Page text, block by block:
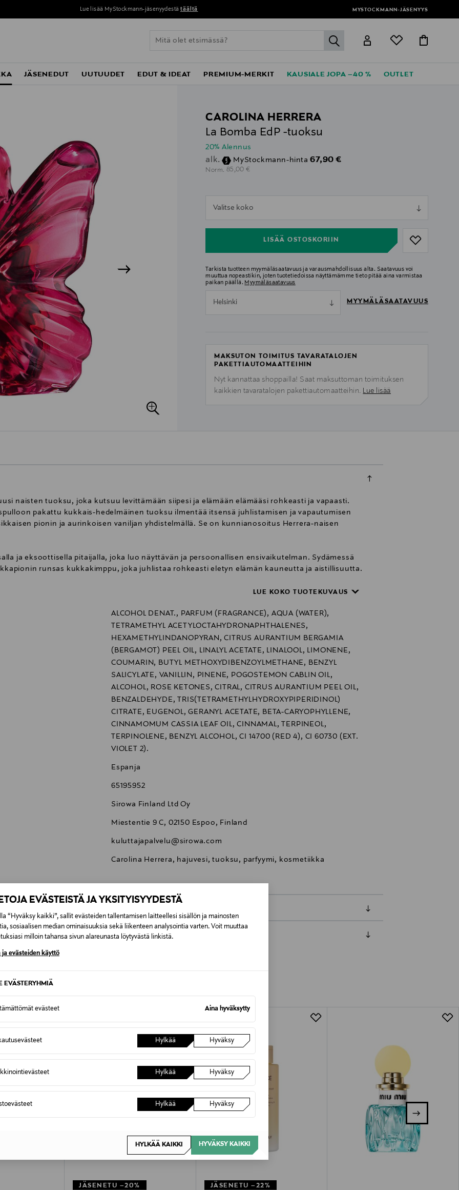
EVÄSTEISTÄ JA YKSITYISYYDESTÄ
“Hyväksy kaikki”, sallit evästeiden tallentamisen laitteellesi sisällön ja mainosten
sosiaalisen median ominaisuuksia sekä liikenteen analysointia varten. Voit muuttaa
milloin tahansa sivun alareunasta löytyvästä linkistä.
ja evästeiden käyttö
EVÄSTERYHMIÄ
evästeet Aina hyväksytty
Hylkää Hyväksy
Hylkää Hyväksy
Hylkää Hyväksy
HYLKÄÄ KAIKKI HYVÄKSY KAIKKI
Lue lisää MyStockmann-jäsenyydestä täältä MYSTOCKMANN-JÄSENYYS
label.header.go
JÄSENEDUT UUTUUDET EDUT & IDEAT PREMIUM-MERKIT KAUSIALE JOPA –40 % OUTLET
CAROLINA HERRERA
La Bomba EdP -tuoksu
20% Alennus
alk. MyStockmann-hinta Discounted Price
67,90 €
Norm. Original Price
85,00 €
Valitse koko
LISÄÄ OSTOSKORIIN
Tarkista tuotteen myymäläsaatavuus ja varausmahdollisuus alta. Saatavuus voi
muuttua nopeastikin, joten tuotetiedoissa näyttämämme tieto pitää aina varmistaa
paikan päällä. Myymäläsaatavuus
Helsinki MYYMÄLÄSAATAVUUS
MAKSUTON TOIMITUS TAVARATALOJEN
PAKETTIAUTOMAATTEIHIN
Nyt kannattaa shoppailla! Saat maksuttoman toimituksen
kaikkien tavaratalojen pakettiautomaatteihin. Lue lisää
naisten tuoksu, joka kutsuu levittämään siipesi ja elämään elämääsi rohkeasti ja vapaasti.
pakattu kukkais-hedelmäinen tuoksu ilmentää itsensä juhlistamisen ja vapautumisen
pionin ja aurinkoisen vaniljan yhdistelmällä. Se on kunnianosoitus Herrera-naisen
ja eksoottisella pitaijalla, joka luo näyttävän ja persoonallisen ensivaikutelman. Sydämessä
runsas kukkakimppu, joka juhlistaa rohkeasti eletyn elämän kauneutta ja aistillisuutta.
pullon sisällä olevaa iloista kukkaistuoksua. Kokonaisuuden kruunaa kultainen Insignia-
ruusukvartsi. Pullo on uudelleentäytettävä.
LUE KOKO TUOTEKUVAUS
ALCOHOL DENAT., PARFUM (FRAGRANCE), AQUA (WATER),
TETRAMETHYL ACETYLOCTAHYDRONAPHTHALENES,
HEXAMETHYLINDANOPYRAN, CITRUS AURANTIUM BERGAMIA
(BERGAMOT) PEEL OIL, LINALYL ACETATE, LINALOOL, LIMONENE,
COUMARIN, BUTYL METHOXYDIBENZOYLMETHANE, BENZYL
SALICYLATE, VANILLIN, PINENE, POGOSTEMON CABLIN OIL,
ALCOHOL, ROSE KETONES, CITRAL, CITRUS AURANTIUM PEEL OIL,
BENZALDEHYDE, TRIS(TETRAMETHYLHYDROXYPIPERIDINOL)
CITRATE, EUGENOL, GERANYL ACETATE, BETA-CARYOPHYLLENE,
CINNAMOMUM CASSIA LEAF OIL, CINNAMAL, TERPINEOL,
TERPINOLENE, BENZYL ALCOHOL, CI 14700 (RED 4), CI 60730 (EXT.
VIOLET 2).
Espanja
65195952
Sirowa Finland Ltd Oy
Miestentie 9 C, 02150 Espoo, Finland
kuluttajapalvelu@sirowa.com
Carolina Herrera, hajuvesi, tuoksu, parfyymi, kosmetiikka
0,00 €
Alk. 6,90 €, kun toimitus on saatavilla valittuun osoitteeseen.
tilaukseesi. Voit palauttaa tilaamasi tuotteen 30 vuorokauden kuluessa tuotteen vastaanottamisesta.
NÄISTÄ
JÄSENETU –20%
JÄSENETU –22%